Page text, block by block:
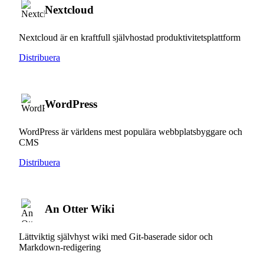
Nextcloud
Nextcloud är en kraftfull självhostad produktivitetsplattform
Distribuera
WordPress
WordPress är världens mest populära webbplatsbyggare och
CMS
Distribuera
An Otter Wiki
Lättviktig självhyst wiki med Git-baserade sidor och
Markdown-redigering